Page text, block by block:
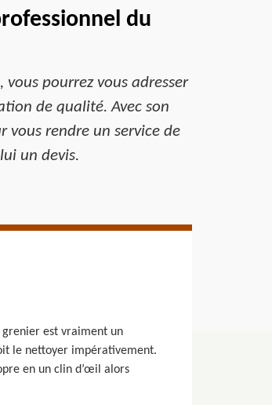
du
pourrez vous adresser
de qualité. Avec son
vous rendre un service de
un devis.
est vraiment un
le nettoyer impérativement.
en un clin d’œil alors